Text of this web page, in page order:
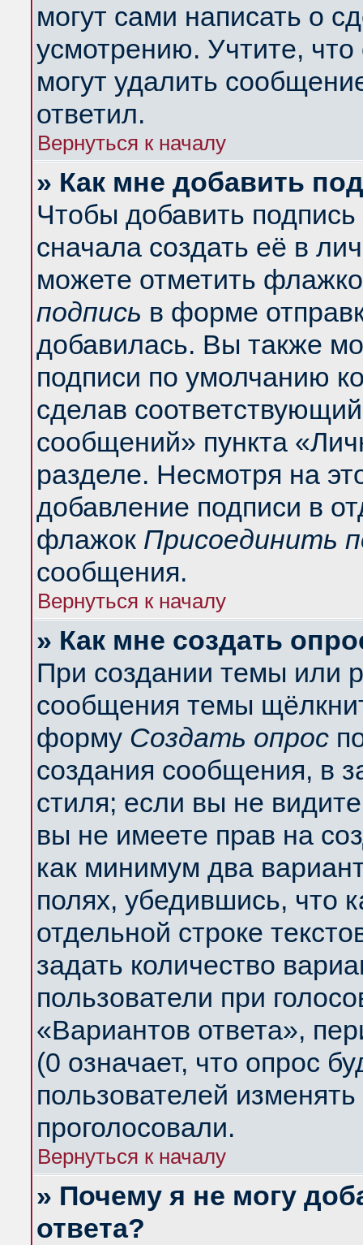
могут сами написать о
усмотрению. Учтите,
могут удалить
ответил.
Вернуться к началу
» Как мне добавить
Чтобы добавить
сначала создать её в
можете отметить
подпись в форме
добавилась. Вы также
подписи по умолчанию
сделав
сообщений» пункта
разделе. Несмотря на
добавление подписи в
флажок Присоединить
сообщения.
Вернуться к началу
» Как мне создать
При создании темы или
сообщения темы
форму Создать опрос
создания сообщения, в
стиля; если вы не
вы не имеете прав на
как минимум два
полях, убедившись, что
отдельной строке
задать количество
пользователи при
«Вариантов ответа»,
(0 означает, что опрос
пользователей
проголосовали.
Вернуться к началу
» Почему я не могу
ответа?